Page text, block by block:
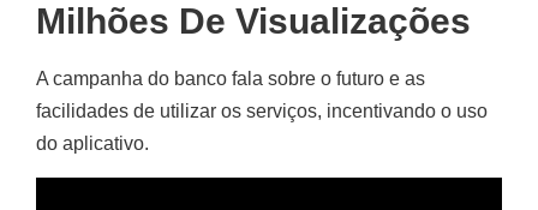
Milhões De Visualizações
A campanha do banco fala sobre o futuro e as
facilidades de utilizar os serviços, incentivando o uso
do aplicativo.